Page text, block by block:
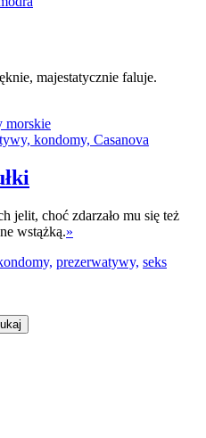
majestatycznie faluje.
morskie
jelit, choć zdarzało mu się też
wstążką.»
prezerwatywy, seks